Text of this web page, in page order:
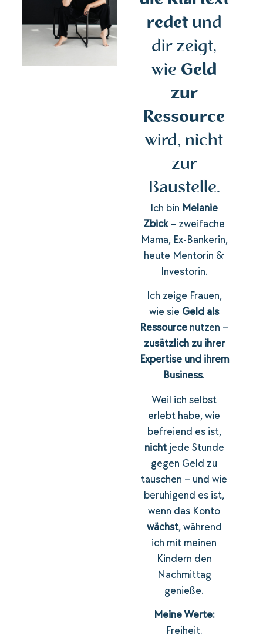
redet und
dir zeigt,
wie Geld
zur
Ressource
wird, nicht
zur
Baustelle.
Ich bin Melanie
Zbick– zweifache
Mama, Ex-Bankerin,
heute Mentorin &
Investorin.
Ich zeige Frauen,
wie sie Geld als
Ressource nutzen –
zusätzlich zu ihrer
Expertise und ihrem
Business.
Weil ich selbst
erlebt habe, wie
befreiend es ist,
nichtjede Stunde
gegen Geld zu
tauschen – und wie
beruhigend es ist,
wenn das Konto
wächst, während
ich mit meinen
Kindern den
Nachmittag
genieße.
Meine Werte:
Freiheit.